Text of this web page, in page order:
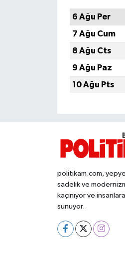
6 Ağu Per
7 Ağu Cum
8 Ağu Cts
9 Ağu Paz
10 Ağu Pts
politikam.com,
sadelik ve
kaçınıyor ve
sunuyor.
KENT GÜNDEMİ
MAGAZİN
MANŞET
Manyas